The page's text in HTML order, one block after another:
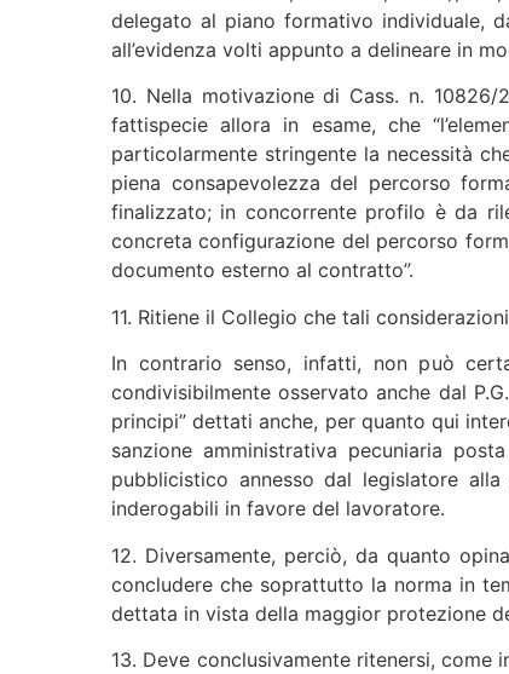
delegato al piano formativo individuale,
all’evidenza volti appunto a delineare in
10. Nella motivazione di Cass. n.
fattispecie allora in esame, che
particolarmente stringente la necessità
piena consapevolezza del percorso
finalizzato; in concorrente profilo è da
concreta configurazione del percorso
documento esterno al contratto”.
11. Ritiene il Collegio che tali
In contrario senso, infatti, non può
condivisibilmente osservato anche dal
principi” dettati anche, per quanto qui
sanzione amministrativa pecuniaria
pubblicistico annesso dal legislatore
inderogabili in favore del lavoratore.
12. Diversamente, perciò, da quanto
concludere che soprattutto la norma in
dettata in vista della maggior protezione
13. Deve conclusivamente ritenersi,